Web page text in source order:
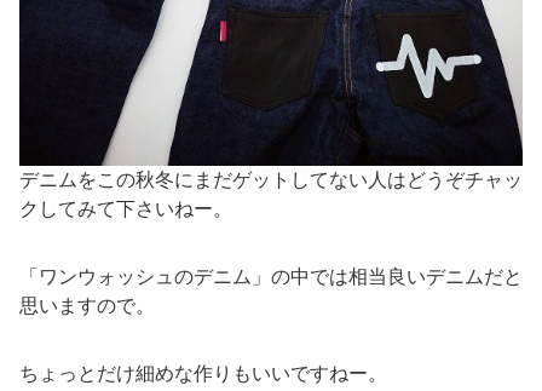
デニムをこの秋冬にまだゲットしてない人はどうぞチャッ
クしてみて下さいねー。
「ワンウォッシュのデニム」の中では相当良いデニムだと
思いますので。
ちょっとだけ細めな作りもいいですねー。